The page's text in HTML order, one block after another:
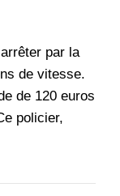
par la
de vitesse.
de 120 euros
policier,